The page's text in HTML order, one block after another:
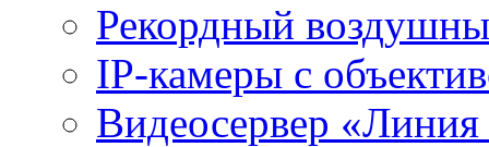
Рекордный
IP-камеры с
Видеосервер